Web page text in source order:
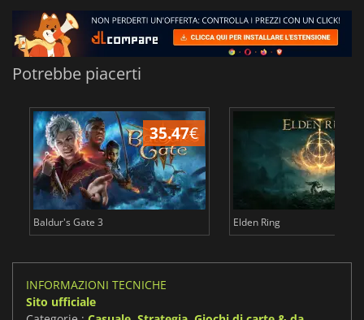
Potrebbe piacerti
35.47€
Baldur's Gate 3 Elden Ring
INFORMAZIONI TECNICHE
Sito ufficiale